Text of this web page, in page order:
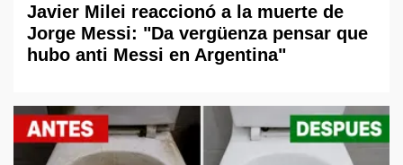
Javier Milei reaccionó a la muerte de
Jorge Messi: "Da vergüenza pensar que
hubo anti Messi en Argentina"